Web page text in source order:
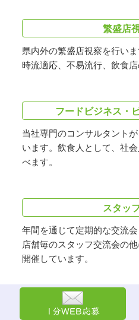
繁盛店
県内外の繁盛店視察を行いま
時流適応、不易流行、飲食
フードビジネス・
当社専門のコンサルタント
います。飲食人として、社
べます。
スタッ
年間を通じて定期的な交流会
店舗毎のスタッフ交流会の
開催しています。